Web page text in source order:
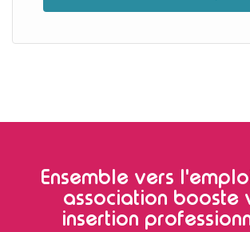
Ensemble vers
association booste
insertion